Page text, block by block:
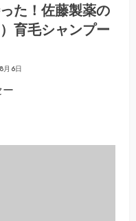
た！佐藤製薬の
育毛シャンプー
月6日